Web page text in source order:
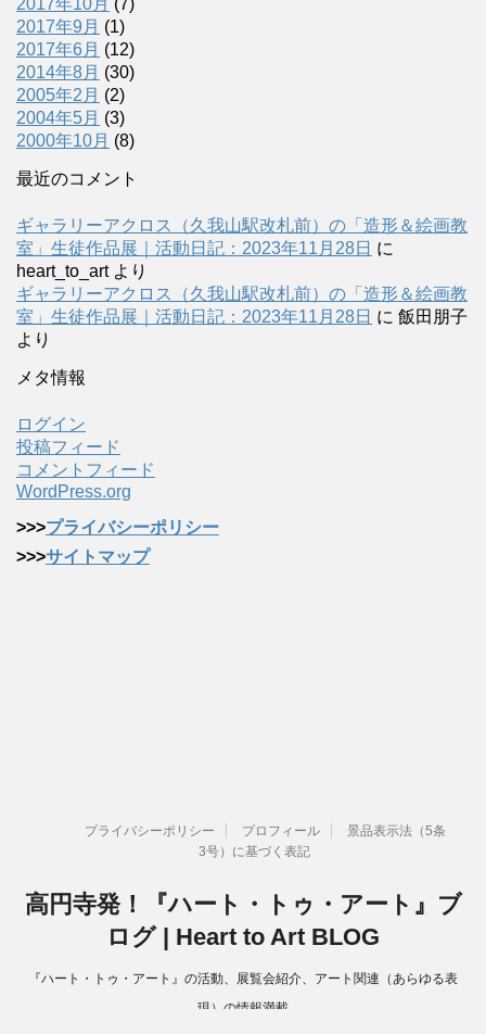
2017年9月 (1)
2017年6月 (12)
2014年8月 (30)
2005年2月 (2)
2004年5月 (3)
2000年10月 (8)
最近のコメント
ギャラリーアクロス（久我山駅改札前）の「造形＆絵画教
室」生徒作品展｜活動日記：2023年11月28日 に
heart_to_artより
ギャラリーアクロス（久我山駅改札前）の「造形＆絵画教
室」生徒作品展｜活動日記：2023年11月28日 に 飯田朋子
より
メタ情報
ログイン
投稿フィード
コメントフィード
WordPress.org
>>>プライバシーポリシー
>>>サイトマップ
プライバシーポリシー プロフィール
景品表示法（5条
3号）に基づく表記
高円寺発！『ハート・トゥ・アート』ブ
ログ | Heart to Art BLOG
『ハート・トゥ・アート』の活動、展覧会紹介、アート関連（あらゆる表
現）の情報満載